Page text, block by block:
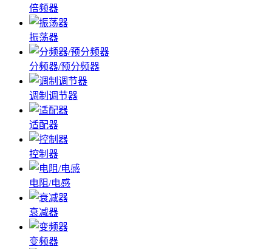
倍频器
振荡器
分频器/预分频器
调制调节器
适配器
控制器
电阻/电感
衰减器
变频器